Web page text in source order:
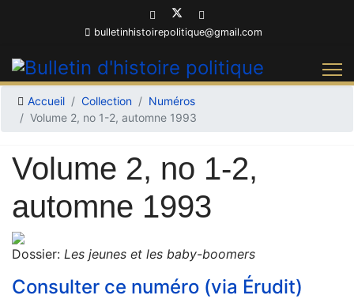
bulletinhistoirepolitique@gmail.com
Accueil Collection
Numéros
Volume 2, no 1-2, automne 1993
Volume 2, no 1-2,
automne 1993
Dossier: Les jeunes et les baby-boomers
Consulter ce numéro (via Érudit)